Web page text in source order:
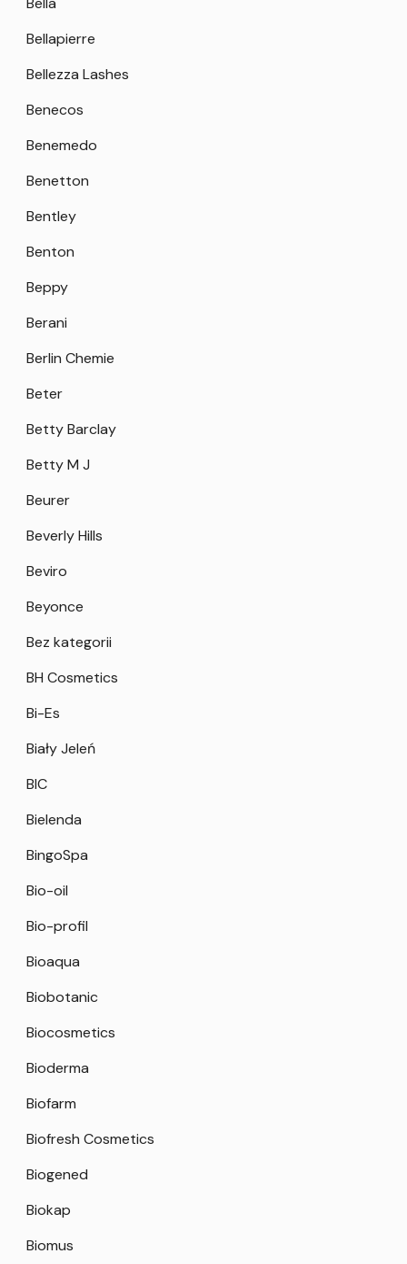
Bellapierre
Bellezza Lashes
Benecos
Benemedo
Benetton
Bentley
Benton
Beppy
Berani
Berlin Chemie
Beter
Betty Barclay
Betty M J
Beurer
Beverly Hills
Beviro
Beyonce
Bez kategorii
BH Cosmetics
Bi-Es
Biały Jeleń
BIC
Bielenda
BingoSpa
Bio-oil
Bio-profil
Bioaqua
Biobotanic
Biocosmetics
Bioderma
Biofarm
Biofresh Cosmetics
Biogened
Biokap
Biomus